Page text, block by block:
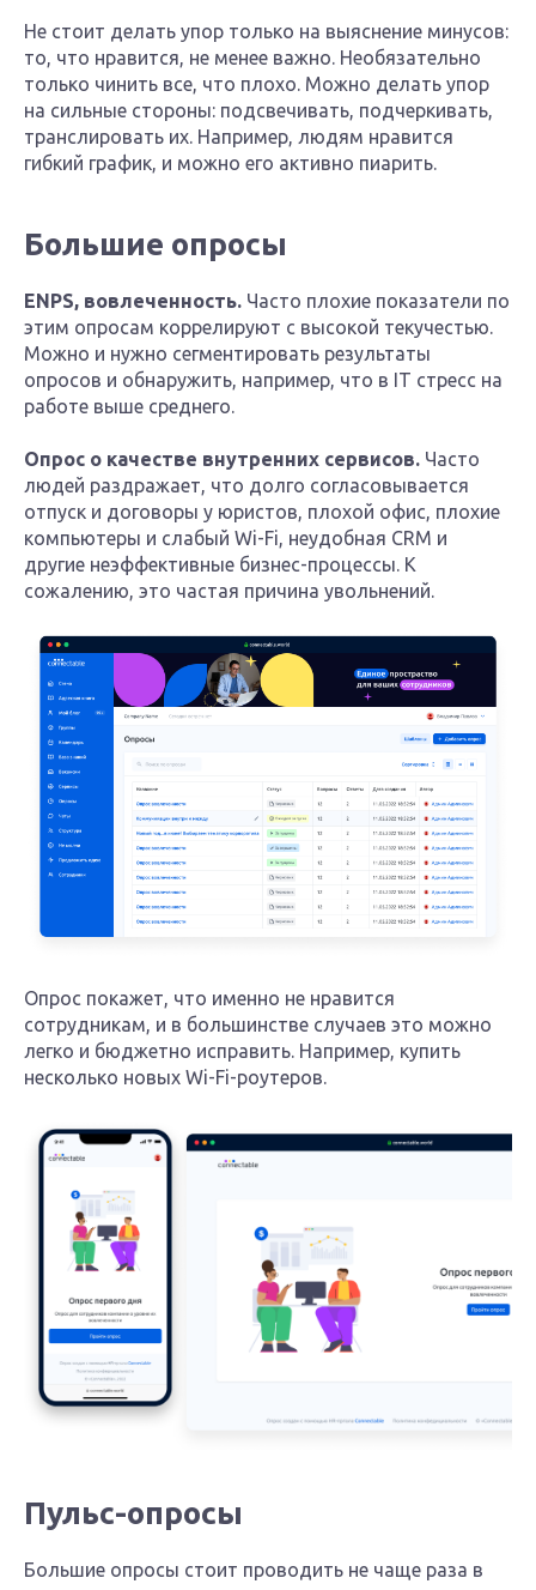
Не стоит делать упор только на выяснение минусов:
то, что нравится, не менее важно. Необязательно
только чинить все, что плохо. Можно делать упор
на сильные стороны: подсвечивать, подчеркивать,
транслировать их. Например, людям нравится
гибкий график, и можно его активно пиарить.
Большие опросы
ENPS, вовлеченность. Часто плохие показатели по
этим опросам коррелируют с высокой текучестью.
Можно и нужно сегментировать результаты
опросов и обнаружить, например, что в IT стресс на
работе выше среднего.
Опрос о качестве внутренних сервисов. Часто
людей раздражает, что долго согласовывается
отпуск и договоры у юристов, плохой офис, плохие
компьютеры и слабый Wi-Fi, неудобная CRM и
другие неэффективные бизнес-процессы. К
сожалению, это частая причина увольнений.
Опрос покажет, что именно не нравится
сотрудникам, и в большинстве случаев это можно
легко и бюджетно исправить. Например, купить
несколько новых Wi-Fi-роутеров.
Пульс-опросы
Большие опросы стоит проводить не чаще раза в